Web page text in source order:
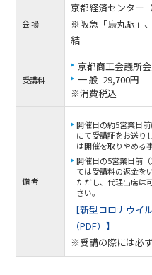
会 場
京都経済センター
※阪急「烏丸駅」
結
受講料
京都商工会議所
一 般 29,700円
※消費税込
備 考
開催日の約5営業日
にて受講証をお送り
は開催を取りやめる
開催日の5営業日前
ては受講料の返金を
ただし、代理出席は
さい。
【新型コロナウイ
（PDF）】
※受講の際には必